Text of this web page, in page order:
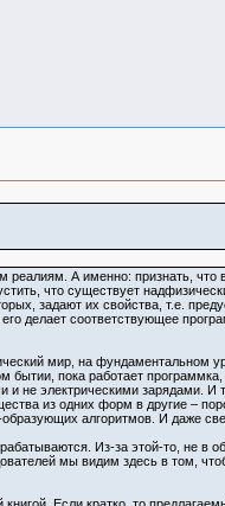
реалиям. А именно: признать,
что существует
задают их свойства, т.е.
делает соответствующее
мир, на фундаментальном
пока работает
не электрическими зарядами. И
из одних форм в другие –
алгоритмов. И даже
Из-за этой-то, не в
мы видим здесь в том,